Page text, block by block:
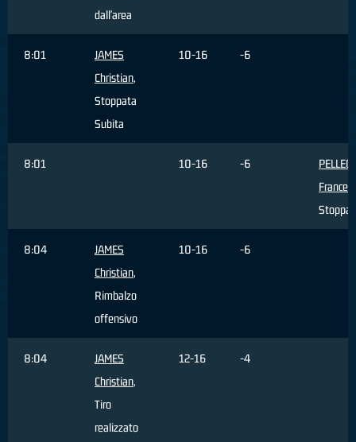
dall'area
8:01
JAMES
Christian,
Stoppata
Subita
10-16 -6
8:01 10-16 -6
8:04
JAMES
Christian,
Rimbalzo
offensivo
10-16 -6
8:04
JAMES
Christian,
Tiro
realizzato
12-16 -4